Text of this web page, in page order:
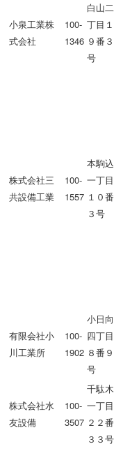
小泉工業株
式会社
100-
1346
白山二
丁目１
９番３
号
株式会社三
共設備工業
100-
1557
本駒込
一丁目
１０番
３号
有限会社小
川工業所
100-
1902
小日向
四丁目
８番９
号
株式会社水
友設備
100-
3507
千駄木
一丁目
２２番
３３号